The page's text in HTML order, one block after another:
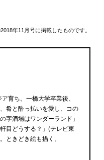
年11月号に掲載したものです。
育ち。一橋大学卒業後、
肴と酔っ払いを愛し、コの
字酒場はワンダーランド」
目どうする？」(テレビ東
ときどき絵も描く。